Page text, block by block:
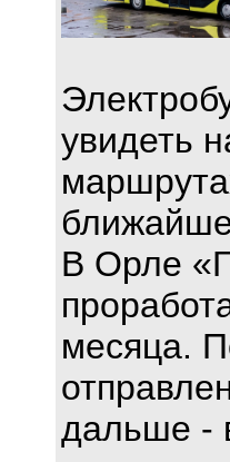
увидеть
В Орле
месяца.
дальше -